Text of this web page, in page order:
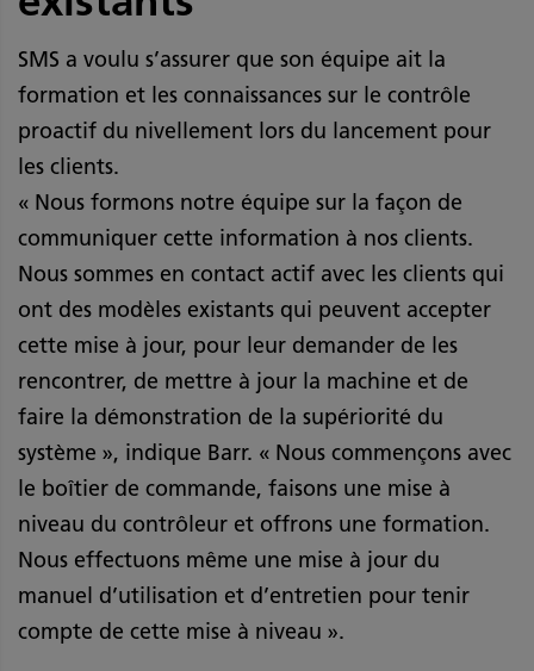
SMS a voulu s’assurer que son équipe ait la
formation et les connaissances sur le contrôle
proactif du nivellement lors du lancement pour
les clients.
« Nous formons notre équipe sur la façon de
communiquer cette information à nos clients.
Nous sommes en contact actif avec les clients qui
ont des modèles existants qui peuvent accepter
cette mise à jour, pour leur demander de les
rencontrer, de mettre à jour la machine et de
faire la démonstration de la supériorité du
système », indique Barr. « Nous commençons avec
le boîtier de commande, faisons une mise à
niveau du contrôleur et offrons une formation.
Nous effectuons même une mise à jour du
manuel d’utilisation et d’entretien pour tenir
compte de cette mise à niveau ».